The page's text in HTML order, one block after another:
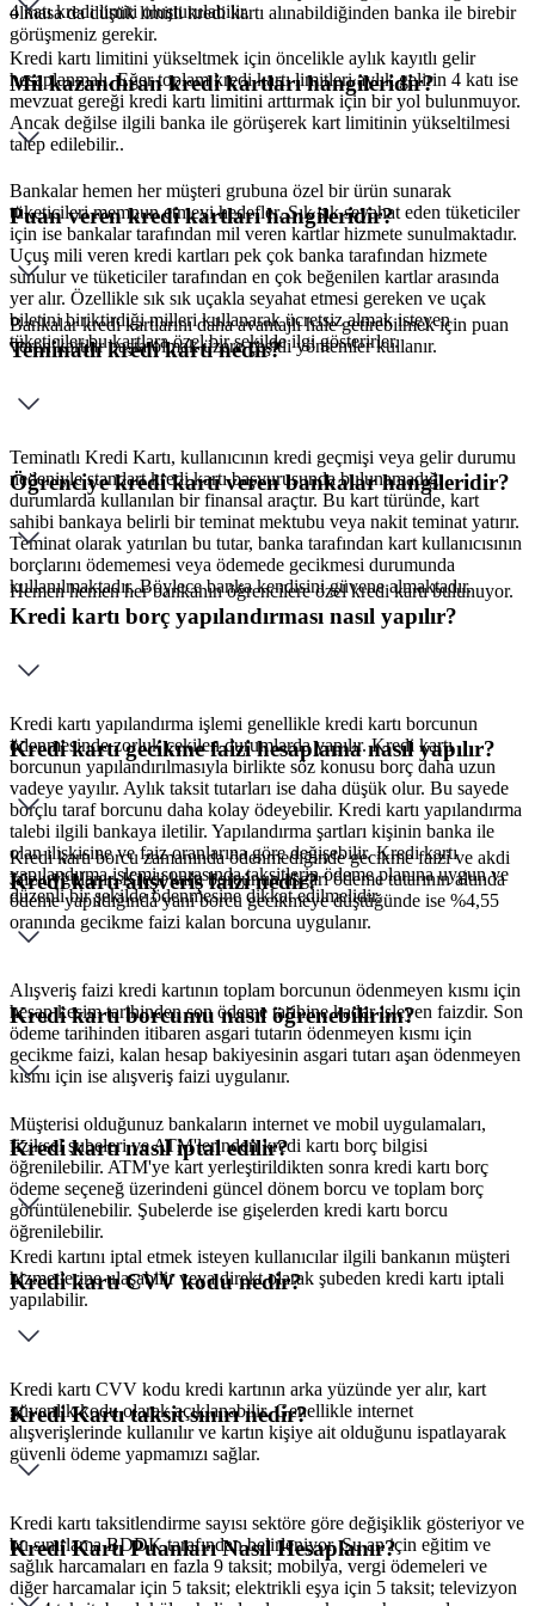
olmasa da düşük limitli kredi kartı alınabildiğinden banka ile birebir
görüşmeniz gerekir.
4 katı kredi limiti oluşturulabilir.
Kredi kartı limitini yükseltmek için öncelikle aylık kayıtlı gelir
hesaplanmalı. Eğer toplam kredi kartı limitleri aylık gelirin 4 katı ise
mevzuat gereği kredi kartı limitini arttırmak için bir yol bulunmuyor.
Ancak değilse ilgili banka ile görüşerek kart limitinin yükseltilmesi
talep edilebilir..
Mil kazandıran kredi kartları hangileridir?
Bankalar hemen her müşteri grubuna özel bir ürün sunarak
tüketicileri memnun etmeyi hedefler. Sık sık seyahat eden tüketiciler
için ise bankalar tarafından mil veren kartlar hizmete sunulmaktadır.
Uçuş mili veren kredi kartları pek çok banka tarafından hizmete
sunulur ve tüketiciler tarafından en çok beğenilen kartlar arasında
yer alır. Özellikle sık sık uçakla seyahat etmesi gereken ve uçak
biletini biriktirdiği milleri kullanarak ücretsiz almak isteyen
tüketiciler bu kartlara özel bir şekilde ilgi gösterirler.
Puan veren kredi kartları hangileridir?
Bankalar kredi kartlarını daha avantajlı hale getirebilmek için puan
veren kartlar başta olmak üzere çeşitli yöntemler kullanır.
Teminatlı kredi kartı nedir?
Teminatlı Kredi Kartı, kullanıcının kredi geçmişi veya gelir durumu
nedeniyle standart kredi kartı başvurusunda bulunamadığı
durumlarda kullanılan bir finansal araçtır. Bu kart türünde, kart
sahibi bankaya belirli bir teminat mektubu veya nakit teminat yatırır.
Teminat olarak yatırılan bu tutar, banka tarafından kart kullanıcısının
borçlarını ödememesi veya ödemede gecikmesi durumunda
kullanılmaktadır. Böylece banka kendisini güvene almaktadır.
Öğrenciye kredi kartı veren bankalar hangileridir?
Hemen hemen her bankanın öğrencilere özel kredi kartı bulunuyor.
Kredi kartı borç yapılandırması nasıl yapılır?
Kredi kartı yapılandırma işlemi genellikle kredi kartı borcunun
ödenmesinde zorluk çekilen durumlarda yapılır. Kredi kartı
borcunun yapılandırılmasıyla birlikte söz konusu borç daha uzun
vadeye yayılır. Aylık taksit tutarları ise daha düşük olur. Bu sayede
borçlu taraf borcunu daha kolay ödeyebilir. Kredi kartı yapılandırma
talebi ilgili bankaya iletilir. Yapılandırma şartları kişinin banka ile
olan ilişkisine ve faiz oranlarına göre değişebilir. Kredi kartı
yapılandırma işlemi sonrasında taksitlerin ödeme planına uygun ve
düzenli bir şekilde ödenmesine dikkat edilmelidir.
Kredi kartı gecikme faizi hesaplama nasıl yapılır?
Kredi kartı borcu zamanında ödenmediğinde gecikme faizi ve akdi
faiz uygulanır. Kredi kartı borcunun asgari ödeme tutarının altında
ödeme yapıldığında yani borcu gecikmeye düştüğünde ise %4,55
oranında gecikme faizi kalan borcuna uygulanır.
Kredi kartı alışveriş faizi nedir?
Alışveriş faizi kredi kartının toplam borcunun ödenmeyen kısmı için
hesap kesim tarihinden son ödeme tarihine kadar işleyen faizdir. Son
ödeme tarihinden itibaren asgari tutarın ödenmeyen kısmı için
gecikme faizi, kalan hesap bakiyesinin asgari tutarı aşan ödenmeyen
kısmı için ise alışveriş faizi uygulanır.
Kredi kartı borcumu nasıl öğrenebilirim?
Müşterisi olduğunuz bankaların internet ve mobil uygulamaları,
fiziksel şubeleri ve ATM'lerinden kredi kartı borç bilgisi
öğrenilebilir. ATM'ye kart yerleştirildikten sonra kredi kartı borç
ödeme seçeneğ üzerindeni güncel dönem borcu ve toplam borç
görüntülenebilir. Şubelerde ise gişelerden kredi kartı borcu
öğrenilebilir.
Kredi kartı nasıl iptal edilir?
Kredi kartını iptal etmek isteyen kullanıcılar ilgili bankanın müşteri
hizmetlerine ulaşabilir veya direkt olarak şubeden kredi kartı iptali
yapılabilir.
Kredi kartı CVV kodu nedir?
Kredi kartı CVV kodu kredi kartının arka yüzünde yer alır, kart
güvenlik kodu olarak açıklanabilir. Genellikle internet
alışverişlerinde kullanılır ve kartın kişiye ait olduğunu ispatlayarak
güvenli ödeme yapmamızı sağlar.
Kredi Kartı taksit sınırı nedir?
Kredi kartı taksitlendirme sayısı sektöre göre değişiklik gösteriyor ve
bu sınırlama BDDK tarafından belirleniyor. Şu an için eğitim ve
sağlık harcamaları en fazla 9 taksit; mobilya, vergi ödemeleri ve
diğer harcamalar için 5 taksit; elektrikli eşya için 5 taksit; televizyon
Kredi Kartı Puanları Nasıl Hesaplanır?